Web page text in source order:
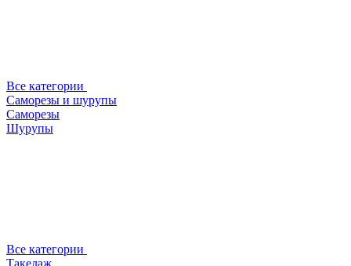
Все категории
Саморезы и шурупы
Саморезы
Шурупы
Все категории
Такелаж